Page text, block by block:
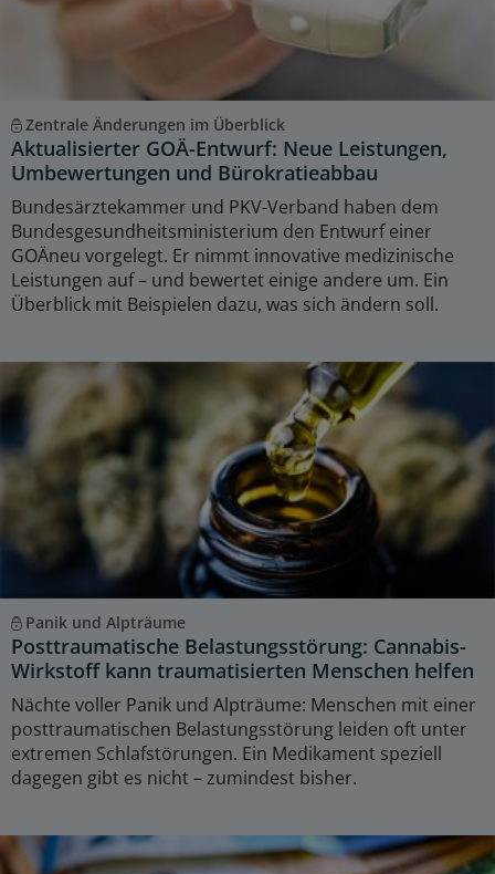
Zentrale Änderungen im Überblick
Aktualisierter GOÄ-Entwurf: Neue Leistungen,
Umbewertungen und Bürokratieabbau
Bundesärztekammer und PKV-Verband haben dem
Bundesgesundheitsministerium den Entwurf einer
GOÄneu vorgelegt. Er nimmt innovative medizinische
Leistungen auf – und bewertet einige andere um. Ein
Überblick mit Beispielen dazu, was sich ändern soll.
Panik und Alpträume
Posttraumatische Belastungsstörung: Cannabis-
Wirkstoff kann traumatisierten Menschen helfen
Nächte voller Panik und Alpträume: Menschen mit einer
posttraumatischen Belastungsstörung leiden oft unter
extremen Schlafstörungen. Ein Medikament speziell
dagegen gibt es nicht – zumindest bisher.